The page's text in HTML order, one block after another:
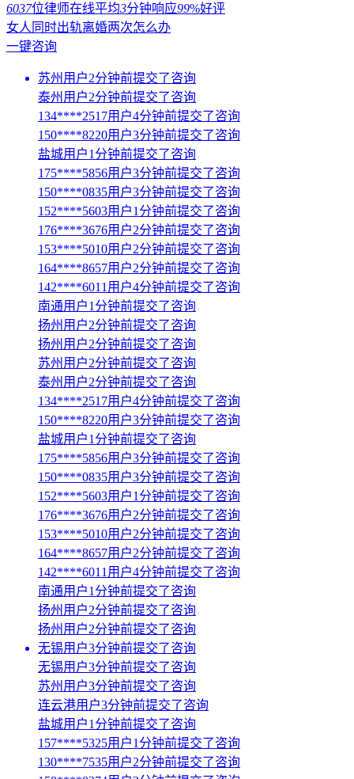
6037位律师在线平均3分钟响应99%好评
女人同时出轨离婚两次怎么办
一键咨询
苏州用户2分钟前提交了咨询
泰州用户2分钟前提交了咨询
134****2517用户4分钟前提交了咨询
150****8220用户3分钟前提交了咨询
盐城用户1分钟前提交了咨询
175****5856用户3分钟前提交了咨询
150****0835用户3分钟前提交了咨询
152****5603用户1分钟前提交了咨询
176****3676用户2分钟前提交了咨询
153****5010用户2分钟前提交了咨询
164****8657用户2分钟前提交了咨询
142****6011用户4分钟前提交了咨询
南通用户1分钟前提交了咨询
扬州用户2分钟前提交了咨询
扬州用户2分钟前提交了咨询
苏州用户2分钟前提交了咨询
泰州用户2分钟前提交了咨询
134****2517用户4分钟前提交了咨询
150****8220用户3分钟前提交了咨询
盐城用户1分钟前提交了咨询
175****5856用户3分钟前提交了咨询
150****0835用户3分钟前提交了咨询
152****5603用户1分钟前提交了咨询
176****3676用户2分钟前提交了咨询
153****5010用户2分钟前提交了咨询
164****8657用户2分钟前提交了咨询
142****6011用户4分钟前提交了咨询
南通用户1分钟前提交了咨询
扬州用户2分钟前提交了咨询
扬州用户2分钟前提交了咨询
无锡用户3分钟前提交了咨询
无锡用户3分钟前提交了咨询
苏州用户3分钟前提交了咨询
连云港用户3分钟前提交了咨询
盐城用户1分钟前提交了咨询
157****5325用户1分钟前提交了咨询
130****7535用户2分钟前提交了咨询